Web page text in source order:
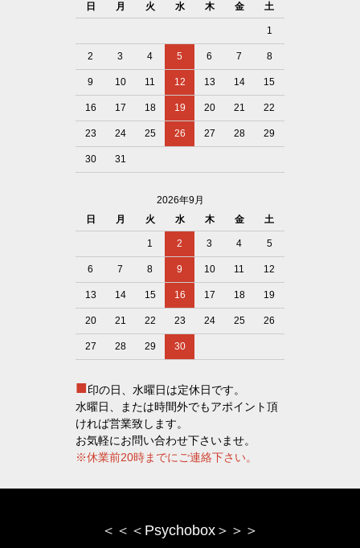
日
月 火 水 木 金 土
1
2 3 4 5 6 7 8
9 10 11 12 13 14 15
16 17 18 19 20 21 22
23 24 25 26 27 28 29
30 31
2026年9月
日
月 火 水 木 金 土
1 2 3 4 5
6 7 8 9 10 11 12
13 14 15 16 17 18 19
20 21 22 23 24 25 26
27 28 29 30
■印の日、水曜日は定休日です。
水曜日、または時間外でもアポイント頂
ければ営業致します。
お気軽にお問い合わせ下さいませ。
※休業前20時までにご連絡下さい。
＜＜＜Psychobox＞＞＞